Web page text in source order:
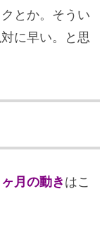
とか。そうい
に早い。と思
月の動きはこ